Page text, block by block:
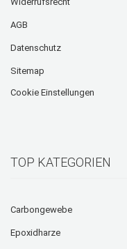
AGB
Datenschutz
Sitemap
Cookie Einstellungen
TOP KATEGORIEN
Carbongewebe
Epoxidharze